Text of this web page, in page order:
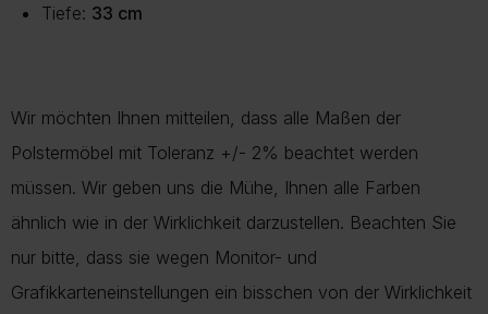
Tiefe: 33 cm
Wir möchten Ihnen mitteilen, dass alle Maßen der
Polstermöbel mit Toleranz +/- 2% beachtet werden
müssen. Wir geben uns die Mühe, Ihnen alle Farben
ähnlich wie in der Wirklichkeit darzustellen. Beachten Sie
nur bitte, dass sie wegen Monitor- und
Grafikkarteneinstellungen ein bisschen von der Wirklichkeit